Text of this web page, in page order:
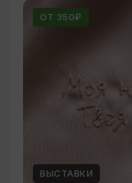
ОТ 350₽
ВЫСТАВКИ